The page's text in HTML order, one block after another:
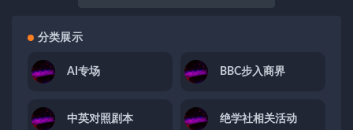
分类展示
AI专场 BBC步入商界
中英对照剧本 绝学社相关活动